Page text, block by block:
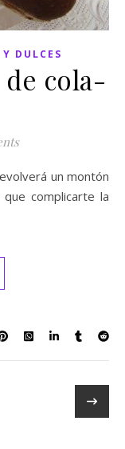
DULCES
cola-
complicarte la